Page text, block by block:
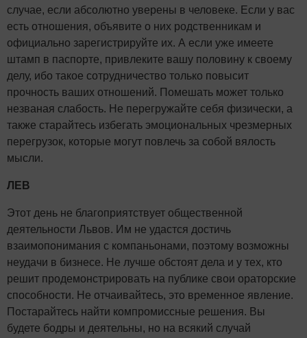
случае, если абсолютно уверены в человеке. Если у вас
есть отношения, объявите о них родственникам и
официально зарегистрируйте их. А если уже имеете
штамп в паспорте, привлеките вашу половину к своему
делу, ибо такое сотрудничество только повысит
прочность ваших отношений. Помешать может только
незваная слабость. Не перегружайте себя физически, а
также старайтесь избегать эмоциональных чрезмерных
перегрузок, которые могут повлечь за собой вялость
мысли.
ЛЕВ
Этот день не благоприятствует общественной
деятельности Львов. Им не удастся достичь
взаимопонимания с компаньонами, поэтому возможны
неудачи в бизнесе. Не лучше обстоят дела и у тех, кто
решит продемонстрировать на публике свои ораторские
способности. Не отчаивайтесь, это временное явление.
Постарайтесь найти компромиссные решения. Вы
будете бодры и деятельны, но на всякий случай